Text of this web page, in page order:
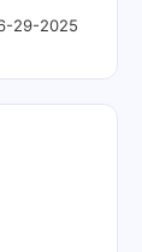
29-2025